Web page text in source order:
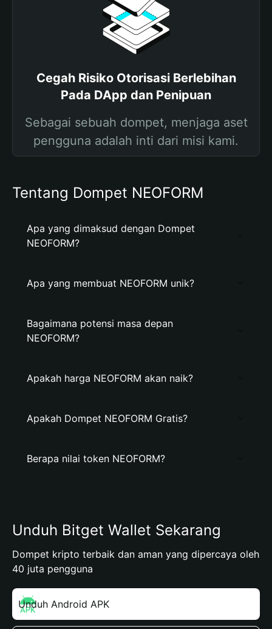
Cegah Risiko Otorisasi Berlebihan
Pada DApp dan Penipuan
Sebagai sebuah dompet, menjaga aset
pengguna adalah inti dari misi kami.
Tentang Dompet NEOFORM
Apa yang dimaksud dengan Dompet
NEOFORM?
Apa yang membuat NEOFORM unik?
Bagaimana potensi masa depan
NEOFORM?
Apakah harga NEOFORM akan naik?
Apakah Dompet NEOFORM Gratis?
Berapa nilai token NEOFORM?
Unduh Bitget Wallet Sekarang
Dompet kripto terbaik dan aman yang dipercaya oleh
40 juta pengguna
Unduh Android APK